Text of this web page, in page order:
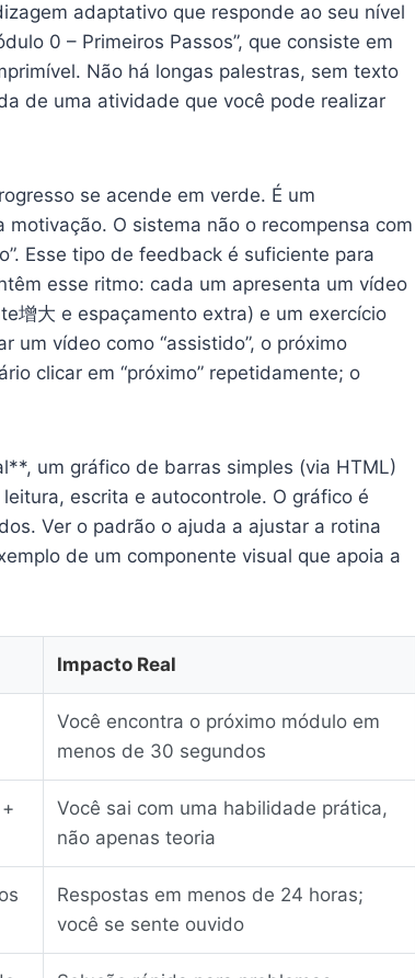
adaptativo que responde ao seu nível
0 – Primeiros Passos”, que consiste em
Não há longas palestras, sem texto
de uma atividade que você pode realizar
se acende em verde. É um
O sistema não o recompensa com
Esse tipo de feedback é suficiente para
esse ritmo: cada um apresenta um vídeo
增大 e espaçamento extra) e um exercício
um vídeo como “assistido”, o próximo
clicar em “próximo” repetidamente; o
um gráfico de barras simples (via HTML)
escrita e autocontrole. O gráfico é
Ver o padrão o ajuda a ajustar a rotina
de um componente visual que apoia a
Impacto Real
Você encontra o próximo módulo em
menos de 30 segundos
Você sai com uma habilidade prática,
não apenas teoria
Respostas em menos de 24 horas;
você se sente ouvido